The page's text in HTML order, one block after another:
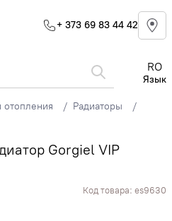
+ 373 69 83 44 42
RO
Язык
отопления
Радиаторы
Gorgiel VIP
Код товара: es9630